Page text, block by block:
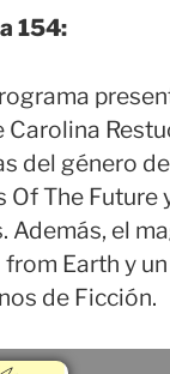
154:
del género
Of The Future
Además, el
from Earth y
de Ficción.